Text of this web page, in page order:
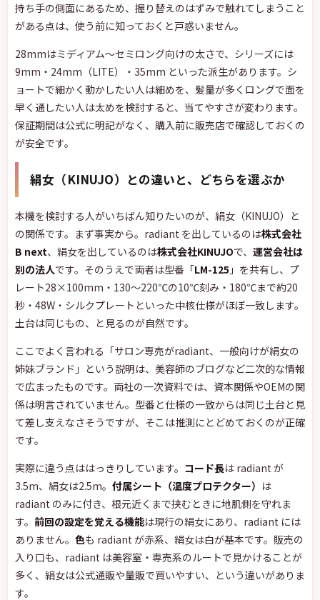
持ち手の側面にあるため、握り替えのはずみで触れてしまうこと
がある点は、使う前に知っておくと戸惑いません。
28mmはミディアム〜セミロング向けの太さで、シリーズには
9mm・24mm（LITE）・35mm といった派生があります。シ
ョートで細かく動かしたい人は細めを、髪量が多くロングで面を
早く通したい人は太めを検討すると、当てやすさが変わります。
保証期間は公式に明記がなく、購入前に販売店で確認しておくの
が安全です。
絹女（KINUJO）との違いと、どちらを選ぶか
本機を検討する人がいちばん知りたいのが、絹女（KINUJO）と
の関係です。まず事実から。radiant を出しているのは株式会社
B next、絹女を出しているのは株式会社KINUJOで、 運営会社は
別の法人です。そのうえで両者は型番「LM-125 」を共有し、プ
レート28×100mm・130〜220℃の10℃刻み・180℃まで約20
秒・48W・シルクプレートといった中核仕様がほぼ一致します。
土台は同じもの、と見るのが自然です。
ここでよく言われる「サロン専売がradiant、一般向けが絹女の
姉妹ブランド」という説明は、美容師のブログなど二次的な情報
で広まったものです。両社の一次資料では、資本関係やOEMの関
係は明言されていません。型番と仕様の一致からは同じ土台と見
て差し支えなさそうですが、そこは推測にとどめておくのが正確
です。
実際に違う点ははっきりしています。 コード長は radiant が
3.5m、絹女は2.5m。 付属シート（温度プロテクター） は
radiant のみに付き、根元近くまで挟むときに地肌側を守れま
す。 前回の設定を覚える機能は現行の絹女にあり、radiant には
ありません。 色も radiant が赤系、絹女は白が基本です。販売の
入り口も、radiant は美容室・専売系のルートで見かけることが
多く、絹女は公式通販や量販で買いやすい、という違いがありま
す。